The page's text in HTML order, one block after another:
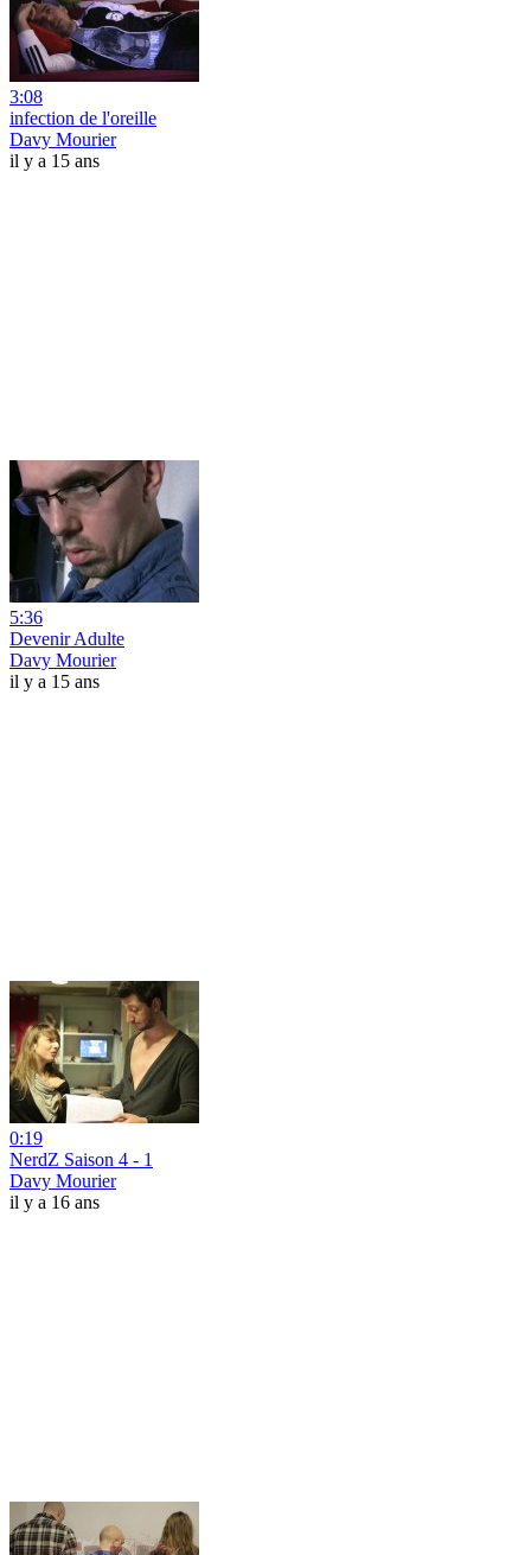
3:08
infection de l'oreille
Davy Mourier
il y a 15 ans
5:36
Devenir Adulte
Davy Mourier
il y a 15 ans
0:19
NerdZ Saison 4 - 1
Davy Mourier
il y a 16 ans